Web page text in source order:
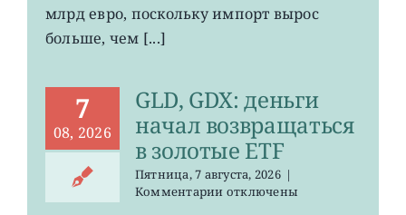
млрд евро, поскольку импорт вырос
больше, чем [...]
7
08, 2026
GLD, GDX: деньги
начал возвращаться
в золотые ETF
Пятница, 7 августа, 2026 |
Комментариикотключены